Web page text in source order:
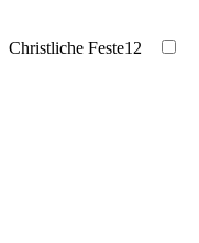
Christliche Feste12